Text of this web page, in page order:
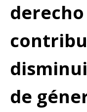
de